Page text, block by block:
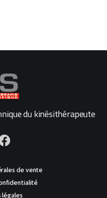
du kinésithérapeute
de vente
légales